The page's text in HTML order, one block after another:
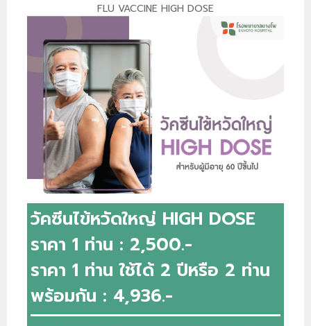
FLU VACCINE HIGH DOSE
วัคซีนไข้หวัดใหญ่ HIGH DOSE
ราคา 1 ท่าน : 2,500.-
ราคา 1 ท่าน ใช้ได้ 2 ปีหรือ 2 ท่าน
พร้อมกัน : 4,936.-